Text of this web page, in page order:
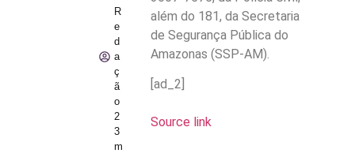
R
e
d
a
ç
ã
o
2
3
m
além do 181, da Secretaria
de Segurança Pública do
Amazonas (SSP-AM).
[ad_2]
Source link